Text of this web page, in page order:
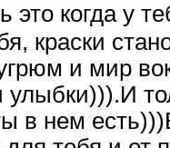
это когда у
краски
и мир
в нем